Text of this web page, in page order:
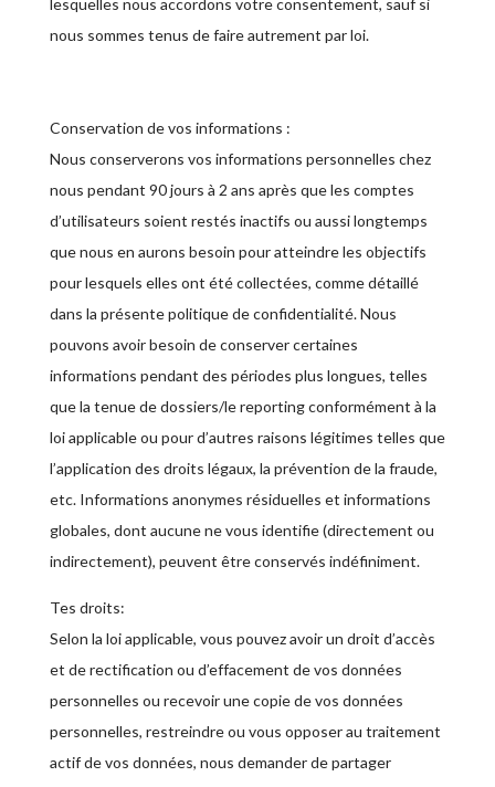
nous sommes tenus de faire autrement par loi.
Conservation de vos informations :
Nous conserverons vos informations personnelles chez
nous pendant 90 jours à 2 ans après que les comptes
d’utilisateurs soient restés inactifs ou aussi longtemps
que nous en aurons besoin pour atteindre les objectifs
pour lesquels elles ont été collectées, comme détaillé
dans la présente politique de confidentialité. Nous
pouvons avoir besoin de conserver certaines
informations pendant des périodes plus longues, telles
que la tenue de dossiers/le reporting conformément à la
loi applicable ou pour d’autres raisons légitimes telles que
l’application des droits légaux, la prévention de la fraude,
etc. Informations anonymes résiduelles et informations
globales, dont aucune ne vous identifie (directement ou
indirectement), peuvent être conservés indéfiniment.
Tes droits:
Selon la loi applicable, vous pouvez avoir un droit d’accès
et de rectification ou d’effacement de vos données
personnelles ou recevoir une copie de vos données
personnelles, restreindre ou vous opposer au traitement
actif de vos données, nous demander de partager